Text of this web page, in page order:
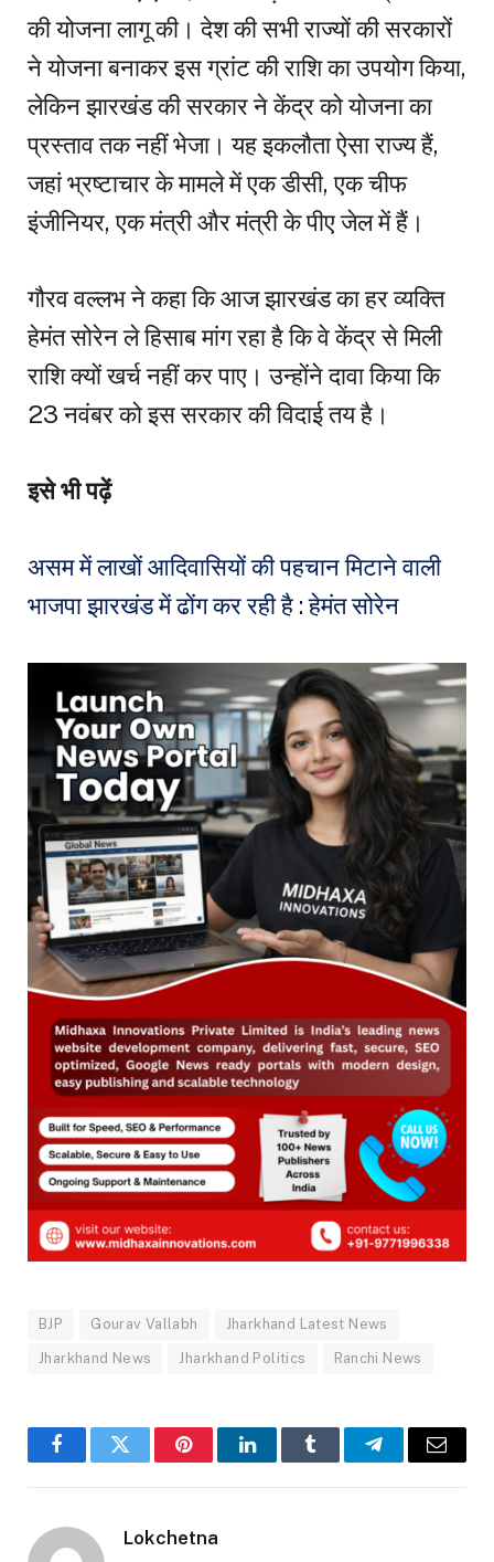
की योजना लागू की। देश की सभी राज्यों की सरकारों
ने योजना बनाकर इस ग्रांट की राशि का उपयोग किया,
लेकिन झारखंड की सरकार ने केंद्र को योजना का
प्रस्ताव तक नहीं भेजा। यह इकलौता ऐसा राज्य हैं,
जहां भ्रष्टाचार के मामले में एक डीसी, एक चीफ
इंजीनियर, एक मंत्री और मंत्री के पीए जेल में हैं।
गौरव वल्लभ ने कहा कि आज झारखंड का हर व्यक्ति
हेमंत सोरेन ले हिसाब मांग रहा है कि वे केंद्र से मिली
राशि क्यों खर्च नहीं कर पाए। उन्होंने दावा किया कि
23 नवंबर को इस सरकार की विदाई तय है।
इसे भी पढ़ें
असम में लाखों आदिवासियों की पहचान मिटाने वाली
भाजपा झारखंड में ढोंग कर रही है : हेमंत सोरेन
BJP Gourav Vallabh Jharkhand Latest News
Jharkhand News Jharkhand Politics Ranchi News
FacebookTwitter PinterestLinkedInTumblr TelegramEmail
Lokchetna